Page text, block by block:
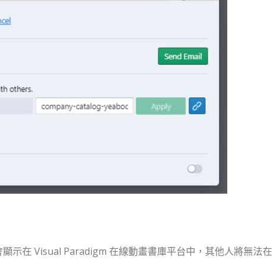
示在 Visual Paradigm 在線動畫書庫平台中，其他人將無法在